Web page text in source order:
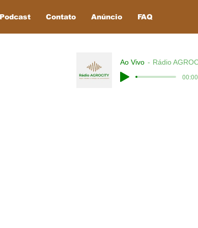
Podcast Contato Anúncio FAQ
Ao Vivo Rádio